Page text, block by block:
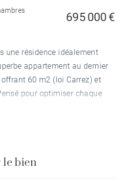
695 000 €
une résidence idéalement
appartement au dernier
60 m2 (loi Carrez) et
pour optimiser chaque
permettant
avec cuisine ouverte,
le bien